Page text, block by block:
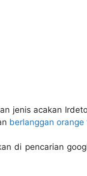
jenis acakan
berlanggan orange
di pencarian